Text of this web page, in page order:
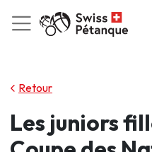
Retour
Les juniors